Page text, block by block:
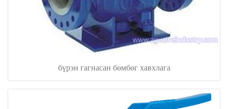
бүрэн гагнасан бөмбөг хавхлага